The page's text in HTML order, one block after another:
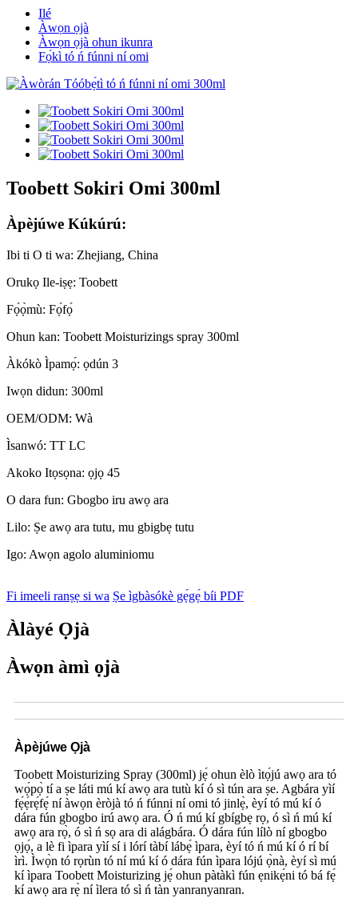
Ilé
Àwọn ọjà
Àwọn ọjà ohun ikunra
Fọ́kì tó ń fúnni ní omi
Toobett Sokiri Omi 300ml
Àpèjúwe Kúkúrú:
Ibi ti O ti wa: Zhejiang, China
Orukọ Ile-iṣẹ: Toobett
Fọ́ọ̀mù: Fọ́fọ́
Ohun kan: Toobett Moisturizings spray 300ml
Àkókò Ìpamọ́: ọdún 3
Iwọn didun: 300ml
OEM/ODM: Wà
Ìsanwó: TT LC
Akoko Itọsọna: ọjọ 45
O dara fun: Gbogbo iru awọ ara
Lilo: Ṣe awọ ara tutu, mu gbigbẹ tutu
Igo: Awọn agolo aluminiomu
Fi imeeli ranṣẹ si wa Ṣe ìgbàsókè gẹ́gẹ́ bíi PDF
Àlàyé Ọjà
Àwọn àmì ọjà
Àpèjúwe Ọjà
Toobett Moisturizing Spray (300ml) jẹ́ ohun èlò ìtọ́jú awọ ara tó
wọ́pọ̀ tí a ṣe láti mú kí awọ ara tutù kí ó sì tún ara ṣe. Agbára yìí
fẹ́ẹ́rẹ́fẹ́ ní àwọn èròjà tó ń fúnni ní omi tó jinlẹ̀, èyí tó mú kí ó
dára fún gbogbo irú awọ ara. Ó ń mú kí gbígbẹ rọ, ó sì ń mú kí
awọ ara rọ̀, ó sì ń sọ ara di alágbára. Ó dára fún lílò ní gbogbo
ọjọ́, a lè fi ìpara yìí sí i lórí tàbí lábẹ́ ìpara, èyí tó ń mú kí ó rí bí
ìrì. Ìwọ̀n tó rọrùn tó ní mú kí ó dára fún ìpara lójú ọ̀nà, èyí sì mú
kí ìpara Toobett Moisturizing jẹ́ ohun pàtàkì fún ẹnikẹ́ni tó bá fẹ́
kí awọ ara rẹ̀ ní ìlera tó sì ń tàn yanranyanran.